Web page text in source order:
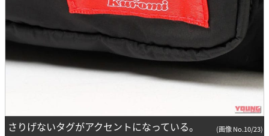
さりげないタグがアクセントになっている。 (画像 No.10/23)